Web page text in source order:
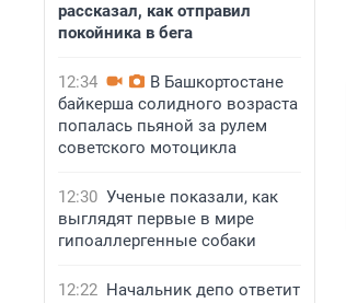
рассказал, как отправил
покойника в бега
12:34
В Башкортостане
байкерша солидного возраста
попалась пьяной за рулем
советского мотоцикла
12:30 Ученые показали, как
выглядят первые в мире
гипоаллергенные собаки
12:22 Начальник депо ответит